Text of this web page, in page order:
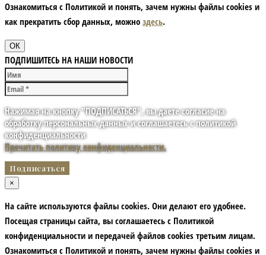
Ознакомиться с Политикой и понять, зачем нужны файлы сookies и
как прекратить сбор данных, можно здесь.
ОК
ПОДПИШИТЕСЬ НА НАШИ НОВОСТИ
Нажимая на кнопку "ПОДПИСАТЬСЯ", вы даете согласие на
обработку персональных данных и соглашаетесь с политикой
конфиденциальности
Прочитать политику конфиденциальности.
×
На сайте используются файлы cookies. Они делают его удобнее.
Посещая страницы сайта, вы соглашаетесь с Политикой
конфиденциальности и передачей файлов cookies третьим лицам.
Ознакомиться с Политикой и понять, зачем нужны файлы сookies и